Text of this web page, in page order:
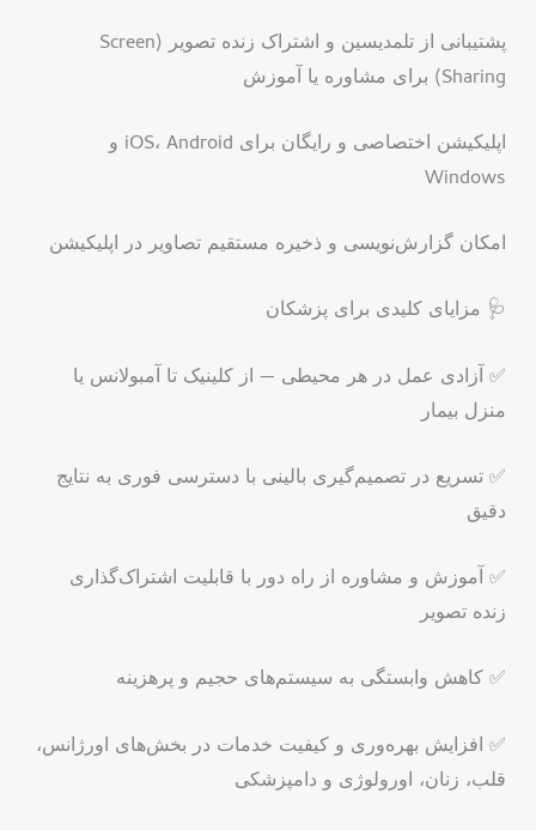
پشتیبانی از تلمدیسین و اشتراک زنده تصویر (Screen
Sharing) برای مشاوره یا آموزش
اپلیکیشن اختصاصی و رایگان برای iOS، Android و
Windows
امکان گزارش‌نویسی و ذخیره مستقیم تصاویر در اپلیکیشن
🩺 مزایای کلیدی برای پزشکان
✅ آزادی عمل در هر محیطی — از کلینیک تا آمبولانس یا
منزل بیمار
✅ تسریع در تصمیم‌گیری بالینی با دسترسی فوری به نتایج
دقیق
✅ آموزش و مشاوره از راه دور با قابلیت اشتراک‌گذاری
زنده تصویر
✅ کاهش وابستگی به سیستم‌های حجیم و پرهزینه
✅ افزایش بهره‌وری و کیفیت خدمات در بخش‌های اورژانس،
قلب، زنان، اورولوژی و دامپزشکی